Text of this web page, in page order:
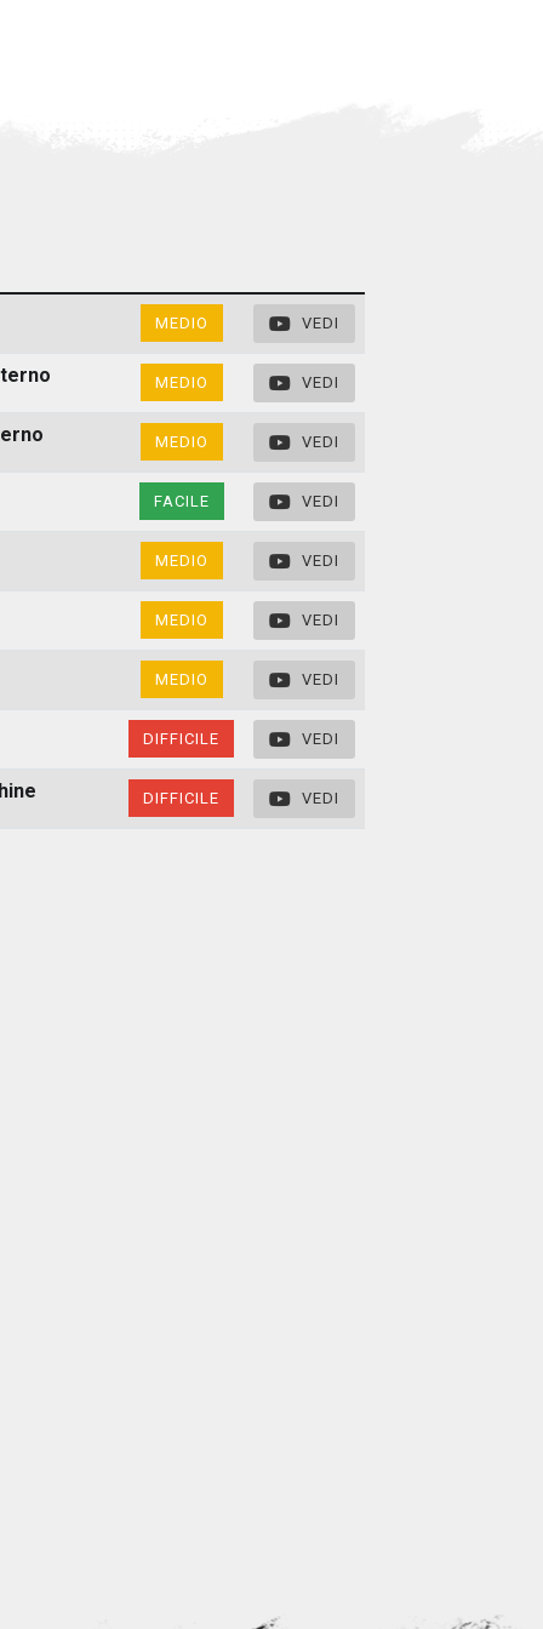
MEDIO VEDI
MEDIO VEDI
MEDIO VEDI
FACILE VEDI
MEDIO VEDI
MEDIO VEDI
MEDIO VEDI
DIFFICILE VEDI
DIFFICILE VEDI